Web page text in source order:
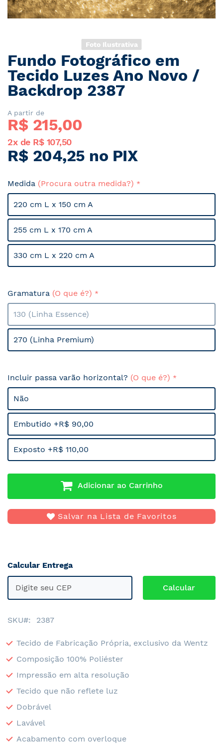
Foto Ilustrativa
Saltar
para
o
início
Galeria
de
imagens
Fundo Fotográfico em
Tecido Luzes Ano Novo /
Backdrop 2387
A partir de
R$ 215,00
2x de R$ 107,50
R$ 204,25 no PIX
Medida (Procura outra medida?)
220 cm L x 150 cm A
255 cm L x 170 cm A
330 cm L x 220 cm A
Gramatura (O que é?)
130 (Linha Essence)
270 (Linha Premium)
Incluir passa varão horizontal? (O que é?)
Não
Embutido +R$ 90,00
Exposto +R$ 110,00
Adicionar ao Carrinho
Salvar na Lista de Favoritos
Calcular Entrega
SKU 2387
Tecido de Fabricação Própria, exclusivo da Wentz
Composição 100% Poliéster
Impressão em alta resolução
Tecido que não reflete luz
Dobrável
Lavável
Acabamento com overloque